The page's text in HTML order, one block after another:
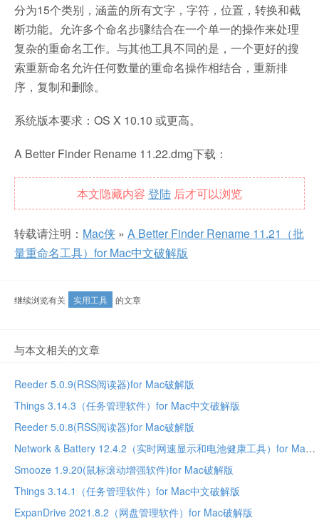
分为15个类别，涵盖的所有文字，字符，位置，转换和截
断功能。允许多个命名步骤结合在一个单一的操作来处理
复杂的重命名工作。与其他工具不同的是，一个更好的搜
索重新命名允许任何数量的重命名操作相结合，重新排
序，复制和删除。
系统版本要求：OS X 10.10 或更高。
A Better Finder Rename 11.22.dmg下载：
本文隐藏内容 登陆 后才可以浏览
转载请注明： Mac侠 » A Better Finder Rename 11.21（批
量重命名工具）for Mac中文破解版
继续浏览有关 实用工具 的文章
与本文相关的文章
Reeder 5.0.9(RSS阅读器)for Mac破解版
Things 3.14.3（任务管理软件）for Mac中文破解版
Reeder 5.0.8(RSS阅读器)for Mac破解版
Network & Battery 12.4.2（实时网速显示和电池健康工具）for Mac中文破解版
Smooze 1.9.20(鼠标滚动增强软件)for Mac破解版
Things 3.14.1（任务管理软件）for Mac中文破解版
ExpanDrive 2021.8.2（网盘管理软件）for Mac破解版